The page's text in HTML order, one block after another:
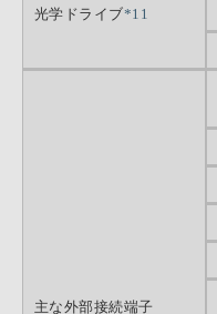
光学ドライブ*11
主な外部接続端子